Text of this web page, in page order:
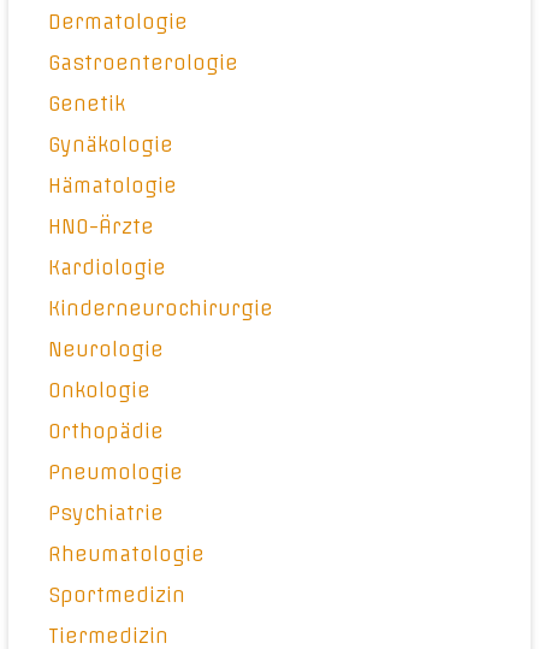
Dermatologie
Gastroenterologie
Genetik
Gynäkologie
Hämatologie
HNO-Ärzte
Kardiologie
Kinderneurochirurgie
Neurologie
Onkologie
Orthopädie
Pneumologie
Psychiatrie
Rheumatologie
Sportmedizin
Tiermedizin